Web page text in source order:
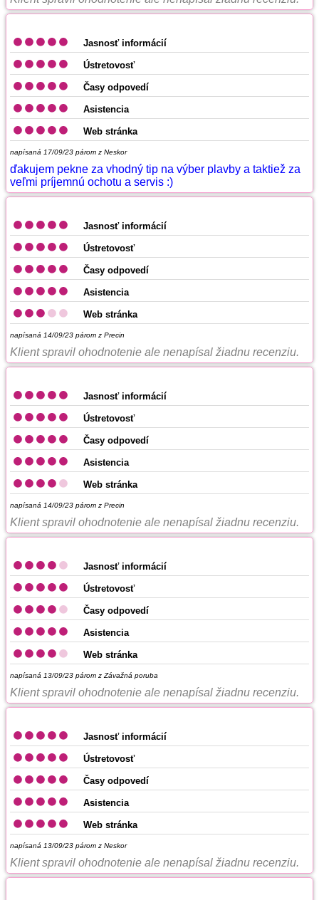
Jasnosť informácií
Ústretovosť
Časy odpovedí
Asistencia
Web stránka
napísaná 17/09/23 párom z Neskor
ďakujem pekne za vhodný tip na výber plavby a taktiež za
veľmi príjemnú ochotu a servis :)
Jasnosť informácií
Ústretovosť
Časy odpovedí
Asistencia
Web stránka
napísaná 14/09/23 párom z Precin
Klient spravil ohodnotenie ale nenapísal žiadnu recenziu.
Jasnosť informácií
Ústretovosť
Časy odpovedí
Asistencia
Web stránka
napísaná 14/09/23 párom z Precin
Klient spravil ohodnotenie ale nenapísal žiadnu recenziu.
Jasnosť informácií
Ústretovosť
Časy odpovedí
Asistencia
Web stránka
napísaná 13/09/23 párom z Závažná poruba
Klient spravil ohodnotenie ale nenapísal žiadnu recenziu.
Jasnosť informácií
Ústretovosť
Časy odpovedí
Asistencia
Web stránka
napísaná 13/09/23 párom z Neskor
Klient spravil ohodnotenie ale nenapísal žiadnu recenziu.